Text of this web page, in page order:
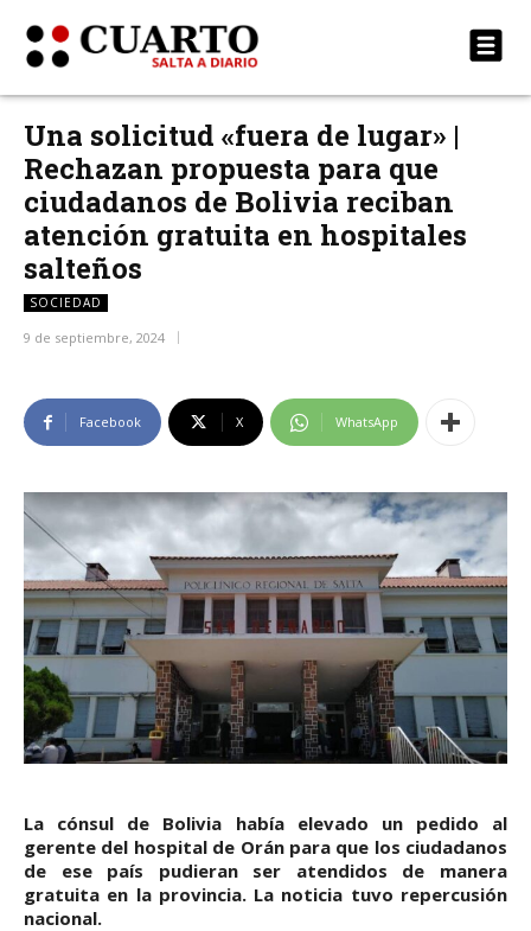
Una solicitud «fuera de lugar» |
Rechazan propuesta para que
ciudadanos de Bolivia reciban
atención gratuita en hospitales
salteños
SOCIEDAD
9 de septiembre, 2024
Facebook X WhatsApp
La cónsul de Bolivia había elevado un pedido al
gerente del hospital de Orán para que los ciudadanos
de ese país pudieran ser atendidos de manera
gratuita en la provincia. La noticia tuvo repercusión
nacional.